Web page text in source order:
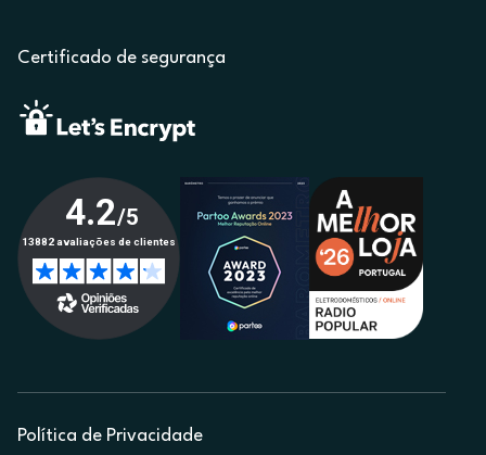
Certificado de segurança
Política de Privacidade